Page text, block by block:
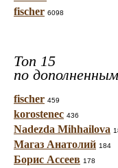
fischer 6098
Топ 15
по
fischer 459
korostenec 436
Nadezda Mihhailova
Магаз Анатолий 184
Борис Ассеев 178